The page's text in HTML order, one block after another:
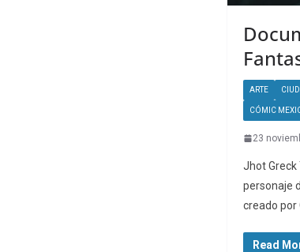
ARTE
CÓMIC
23
Jhot Greck
personaje
creado por
Read